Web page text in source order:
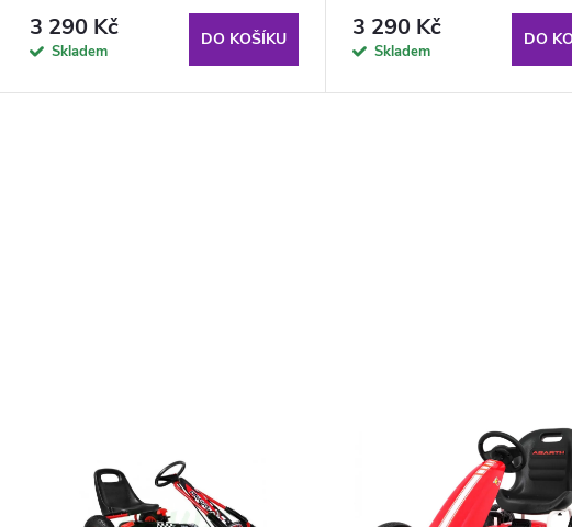
3 290 Kč
Skladem
DO KOŠÍKU 3 290 Kč
Skladem
DO